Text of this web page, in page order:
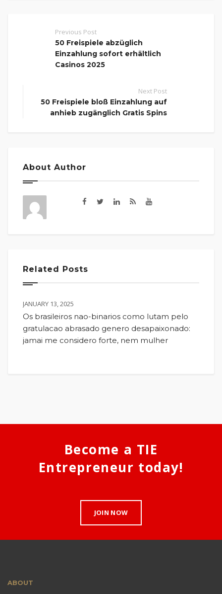
Previous Post
50 Freispiele abzüglich
Einzahlung sofort erhältlich
Casinos 2025
Next Post
50 Freispiele bloß Einzahlung auf
anhieb zugänglich Gratis Spins
About Author
Related Posts
JANUARY 13, 2025
Os brasileiros nao-binarios como lutam pelo
gratulacao abrasado genero desapaixonado:
jamai me considero forte, nem mulher
Become a TIE
Entrepreneur today!
JOIN NOW
ABOUT